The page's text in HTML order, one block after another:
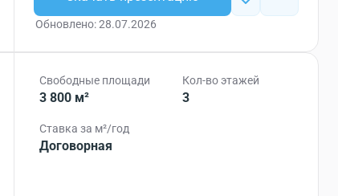
Обновлено: 28.07.2026
Свободные площади
3 800 м²
Кол-во этажей
3
Ставка за м²/год
Договорная